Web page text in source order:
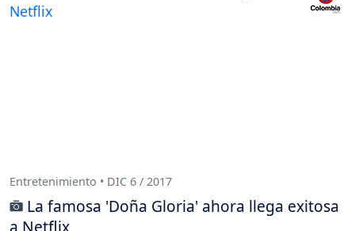
Entretenimiento • DIC 6 / 2017
La famosa 'Doña Gloria' ahora llega exitosa